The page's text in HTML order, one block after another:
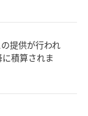
提供が行われ
積算されま